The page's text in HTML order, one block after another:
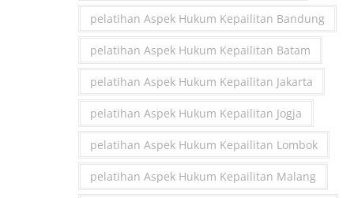
pelatihan Aspek Hukum Kepailitan Bandung
pelatihan Aspek Hukum Kepailitan Batam
pelatihan Aspek Hukum Kepailitan Jakarta
pelatihan Aspek Hukum Kepailitan Jogja
pelatihan Aspek Hukum Kepailitan Lombok
pelatihan Aspek Hukum Kepailitan Malang